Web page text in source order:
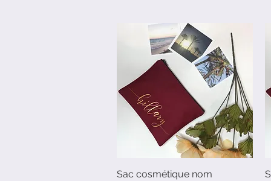
Aperçu rapide
Sac cosmétique nom